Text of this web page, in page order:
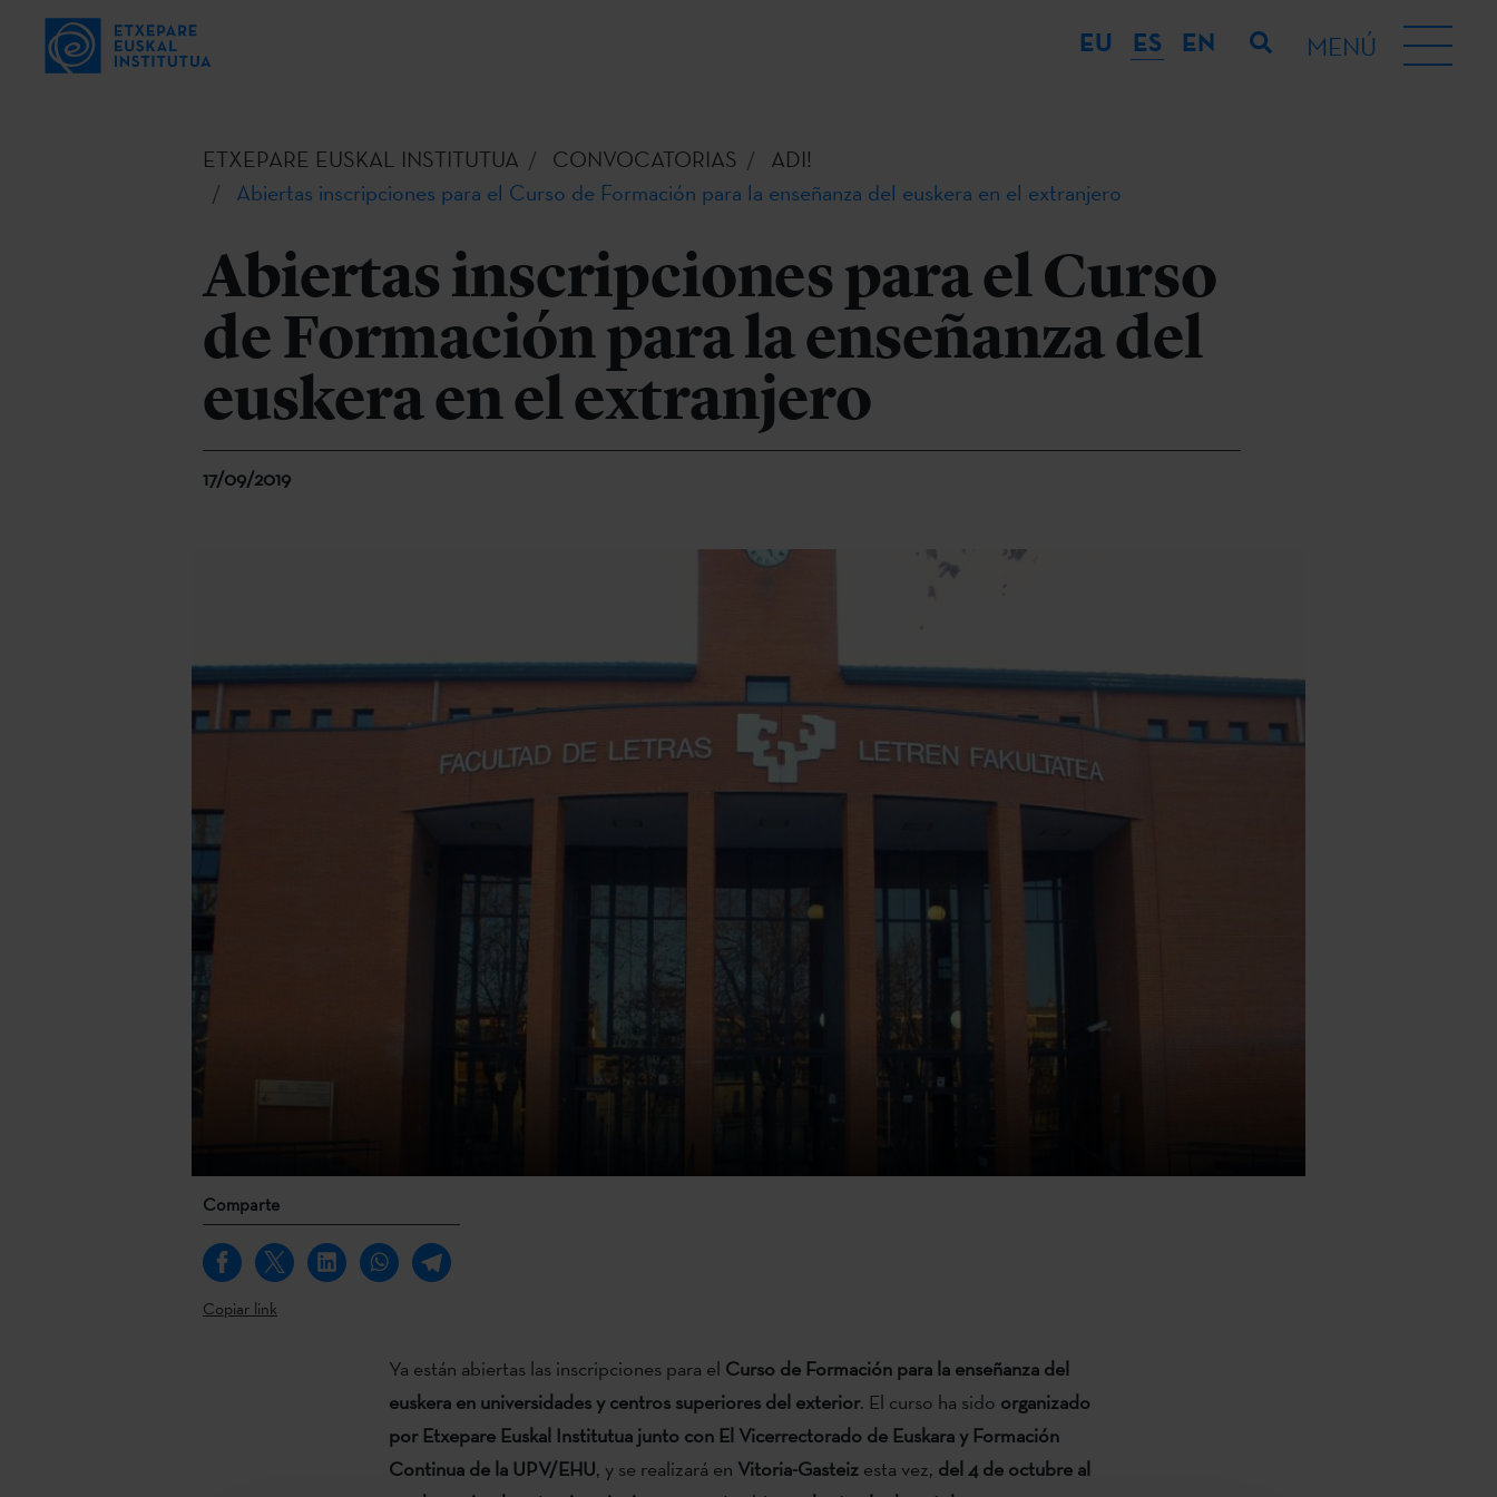
EU ES EN MENÚ
ETXEPARE EUSKAL INSTITUTUA CONVOCATORIAS
ADI!
Abiertas inscripciones para el Curso de Formación para la enseñanza del euskera en el extranjero
Abiertas inscripciones para el Curso
de Formación para la enseñanza del
euskera en el extranjero
17/09/2019
Comparte
Copiar link
Ya están abiertas las inscripciones para el Curso de Formación para la enseñanza del
euskera en universidades y centros superiores del exterior. El curso ha sido organizado
por Etxepare Euskal Institutua junto con El Vicerrectorado de Euskara y Formación
Continua de la UPV/EHU, y se realizará en Vitoria-Gasteizesta vez, del 4 de octubre al